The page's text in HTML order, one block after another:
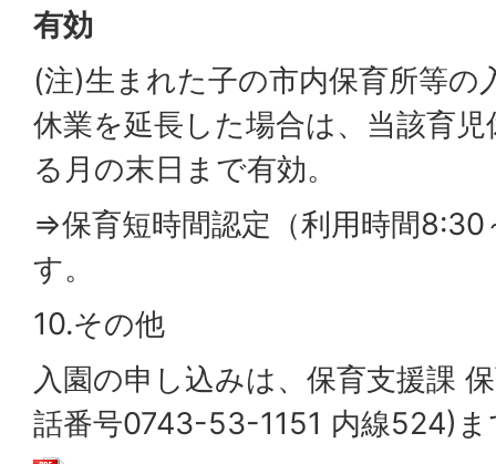
有効
(注)生まれた子の市内保育所等の
休業を延長した場合は、当該育
る月の末日まで有効。
⇒保育短時間認定（利用時間
す。
10.その他
入園の申し込みは、保育支援課
話番号0743-53-1151 内線524)ま